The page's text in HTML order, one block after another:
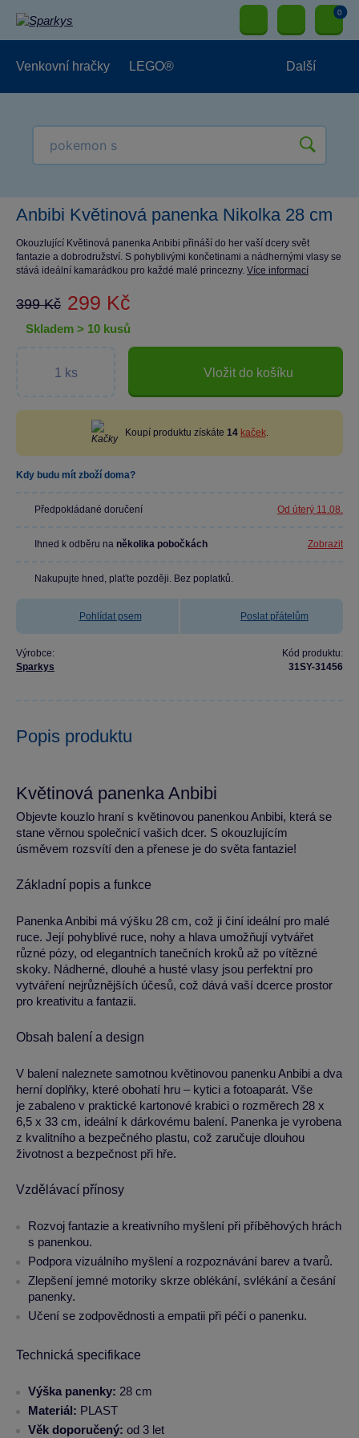
0
Venkovní hračky LEGO® Další
Anbibi Květinová panenka Nikolka 28 cm
Okouzlující Květinová panenka Anbibi přináší do her vaší dcery svět
fantazie a dobrodružství. S pohyblivými končetinami a nádhernými vlasy se
stává ideální kamarádkou pro každé malé princezny. Více informací
399 Kč 299 Kč
skladem > 10 kusů
Vložit do košíku
Koupí produktu získáte 14 kaček.
Kdy budu mít zboží doma?
Předpokládané doručení Od úterý 11.08.
Ihned k odběru na několika pobočkách Zobrazit
Nakupujte hned, plaťte později. Bez poplatků.
Pohlídat psem Poslat přátelům
Výrobce:
Sparkys
Kód produktu:
31SY-31456
Popis produktu
Květinová panenka Anbibi
Objevte kouzlo hraní s květinovou panenkou Anbibi, která se
stane věrnou společnicí vašich dcer. S okouzlujícím
úsměvem rozsvítí den a přenese je do světa fantazie!
Základní popis a funkce
Panenka Anbibi má výšku 28 cm, což ji činí ideální pro malé
ruce. Její pohyblivé ruce, nohy a hlava umožňují vytvářet
různé pózy, od elegantních tanečních kroků až po vítězné
skoky. Nádherné, dlouhé a husté vlasy jsou perfektní pro
vytváření nejrůznějších účesů, což dává vaší dcerce prostor
pro kreativitu a fantazii.
Obsah balení a design
V balení naleznete samotnou květinovou panenku Anbibi a dva
herní doplňky, které obohatí hru – kytici a fotoaparát. Vše
je zabaleno v praktické kartonové krabici o rozměrech 28 x
6,5 x 33 cm, ideální k dárkovému balení. Panenka je vyrobena
z kvalitního a bezpečného plastu, což zaručuje dlouhou
životnost a bezpečnost při hře.
Vzdělávací přínosy
Rozvoj fantazie a kreativního myšlení při příběhových hrách
s panenkou.
Podpora vizuálního myšlení a rozpoznávání barev a tvarů.
Zlepšení jemné motoriky skrze oblékání, svlékání a česání
panenky.
Učení se zodpovědnosti a empatii při péči o panenku.
Technická specifikace
Výška panenky: 28 cm
Materiál: PLAST
Věk doporučený: od 3 let